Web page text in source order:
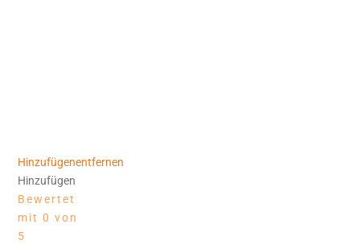
Hinzufügenentfernen
Hinzufügen
Bewertet
mit 0 von
5